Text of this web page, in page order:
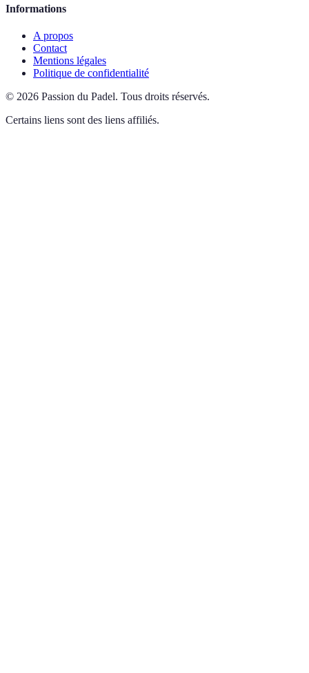
Informations
A propos
Contact
Mentions légales
Politique de confidentialité
© 2026 Passion du Padel. Tous droits réservés.
Certains liens sont des liens affiliés.